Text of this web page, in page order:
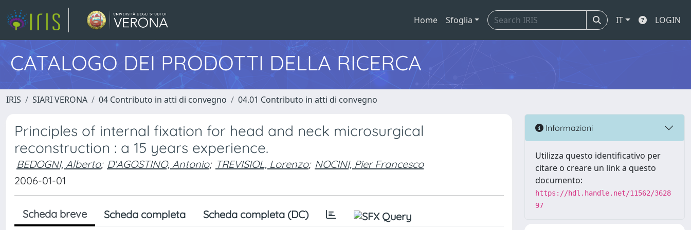
Home Sfoglia IT LOGIN
CATALOGO DEI PRODOTTI DELLA RICERCA
IRIS SIARI VERONA 04 Contributo in atti di convegno 04.01 Contributo in atti di convegno
Principles of internal fixation for head and neck microsurgical
reconstruction : a 15 years experience.
BEDOGNI, Alberto; D'AGOSTINO, Antonio; TREVISIOL, Lorenzo; NOCINI, Pier Francesco
2006-01-01
Scheda breve Scheda completa Scheda completa (DC)
Informazioni
Utilizza questo identificativo per
citare o creare un link a questo
documento:
https://hdl.handle.net/11562/3628
97